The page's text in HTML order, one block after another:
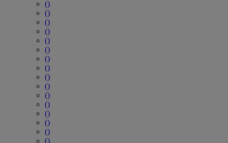
()
()
()
()
()
()
()
()
()
()
()
()
()
()
()
()